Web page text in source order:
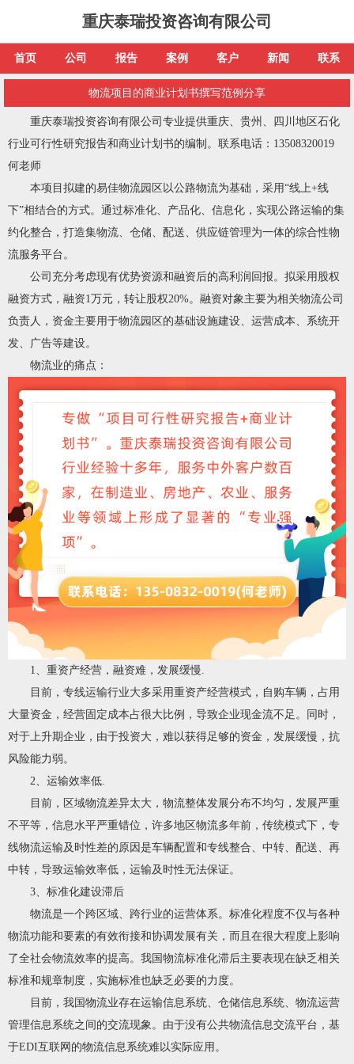
重庆泰瑞投资咨询有限公司
首页 公司 报告 案例 客户 新闻 联系
物流项目的商业计划书撰写范例分享
重庆泰瑞投资咨询有限公司专业提供重庆、贵州、四川地区石化
行业可行性研究报告和商业计划书的编制。联系电话：13508320019
何老师
本项目拟建的易佳物流园区以公路物流为基础，采用“线上+线
下”相结合的方式。通过标准化、产品化、信息化，实现公路运输的集
约化整合，打造集物流、仓储、配送、供应链管理为一体的综合性物
流服务平台。
公司充分考虑现有优势资源和融资后的高利润回报。拟采用股权
融资方式，融资1万元，转让股权20%。融资对象主要为相关物流公司
负责人，资金主要用于物流园区的基础设施建设、运营成本、系统开
发、广告等建设。
物流业的痛点：
1、重资产经营，融资难，发展缓慢.
目前，专线运输行业大多采用重资产经营模式，自购车辆，占用
大量资金，经营固定成本占很大比例，导致企业现金流不足。同时，
对于上升期企业，由于投资大，难以获得足够的资金，发展缓慢，抗
风险能力弱。
2、运输效率低.
目前，区域物流差异太大，物流整体发展分布不均匀，发展严重
不平等，信息水平严重错位，许多地区物流多年前，传统模式下，专
线物流运输及时性差的原因是车辆配置和专线整合、中转、配送、再
中转，导致运输效率低，运输及时性无法保证。
3、标准化建设滞后
物流是一个跨区域、跨行业的运营体系。标准化程度不仅与各种
物流功能和要素的有效衔接和协调发展有关，而且在很大程度上影响
了全社会物流效率的提高。我国物流标准化滞后主要表现在缺乏相关
标准和规章制度，实施标准也缺乏必要的力度。
目前，我国物流业存在运输信息系统、仓储信息系统、物流运营
管理信息系统之间的交流现象。由于没有公共物流信息交流平台，基
于EDI互联网的物流信息系统难以实际应用。